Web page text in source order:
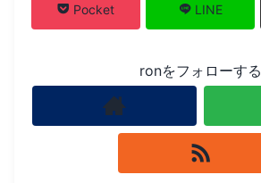
Pocket LINE
ronをフォローする